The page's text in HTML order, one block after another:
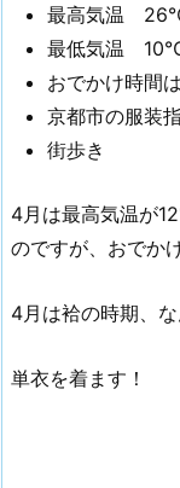
最高気温
最低気温
おでかけ時間
京都市の服装
街歩き
4月は最高気温が
のですが、おでか
4月は袷の時期、
単衣を着ます！